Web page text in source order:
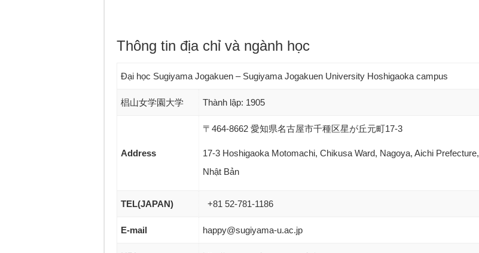
Thông tin địa chỉ và ngành học
Đại học Sugiyama Jogakuen – Sugiyama Jogakuen University Hoshigaoka campus
椙山女学園大学 Thành lập: 1905
Address
〒464-8662 愛知県名古屋市千種区星が丘元町17-3
17-3 Hoshigaoka Motomachi, Chikusa Ward, Nagoya, Aichi Prefecture,
Nhật Bản
TEL(JAPAN) +81 52-781-1186
E-mail happy@sugiyama-u.ac.jp